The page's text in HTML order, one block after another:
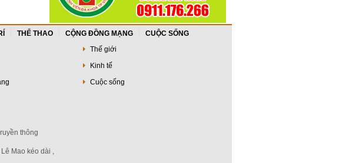
THỂ THAO CỘNG ĐỒNG MẠNG
CUỘC SỐNG
Thế giới
Kinh tế
Cuộc sống
thông
Mao kéo dài ,